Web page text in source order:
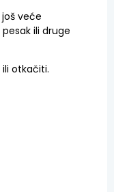
veće
ili druge
otkačiti.